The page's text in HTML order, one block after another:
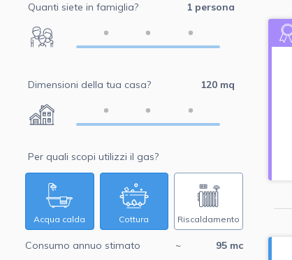
Quanti siete in famiglia? 1 persona
Dimensioni della tua casa? 120 mq
Per quali scopi utilizzi il gas?
Acqua calda Cottura Riscaldamento
Consumo annuo stimato ~ 95 mc